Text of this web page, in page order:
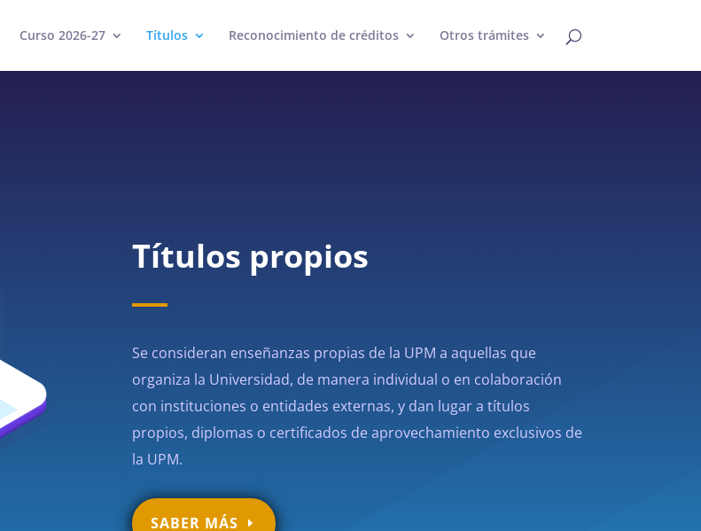
Curso 2026-27 Títulos Reconocimiento de créditos Otros trámites
Títulos propios
Se consideran enseñanzas propias de la UPM a aquellas que
organiza la Universidad, de manera individual o en colaboración
con instituciones o entidades externas, y dan lugar a títulos
propios, diplomas o certificados de aprovechamiento exclusivos de
la UPM.
SABER MÁS